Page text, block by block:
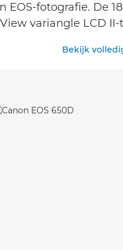
fotografie. De
variangle LCD
Bekijk